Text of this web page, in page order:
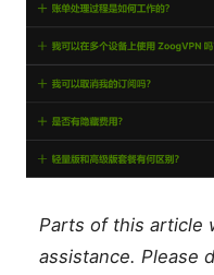
Parts of this article
assistance. Please